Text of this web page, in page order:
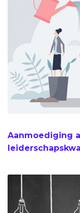
Aanmoediging